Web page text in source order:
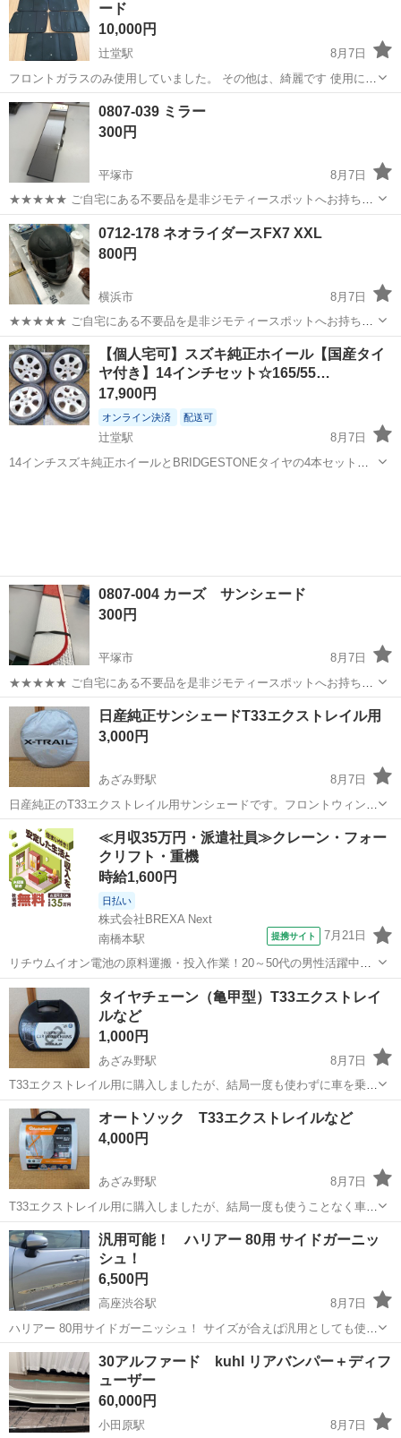
ブリヂストン
ード
10,000円
辻堂駅
8月7日
フロントガラスのみ使用していました。 その他は、綺麗です 使用に伴
う日焼け等あります。写真で確認ください
神奈川 藤沢市
0807-039 ミラー
300円
平塚市
8月7日
★★★★★ ご自宅にある不要品を是非ジモティースポットへお持ち込
みしませんか？ 家電、趣味・スポーツ・レジャー用品、こども用品、
衣料服飾品、生活雑貨、家具、本、CD・DVDなどが無料でまとめて持
ち込めます！ ※詳細はこ...
神奈川 平塚市 内装、インテリア
0712-178 ネオライダースFX7 XXL
800円
横浜市
8月7日
★★★★★ ご自宅にある不要品を是非ジモティースポットへお持ち込
みしませんか？ 家電、趣味・スポーツ・レジャー用品、こども用品、
衣料服飾品、生活雑貨、家具、本、CD・DVDなどが無料でまとめて持
ち込めます！ ※詳細はこ...
神奈川 横浜市 セーフティ、チャイルドシート
ネオライダース
【個人宅可】スズキ純正ホイール【国産タイ
ヤ付き】14インチセット☆165/55…
17,900円
オンライン決済 配送可
辻堂駅
8月7日
14インチスズキ純正ホイールとBRIDGESTONEタイヤの4本セットに
0807-004 カーズ サンシェード
300円
平塚市
8月7日
★★★★★ ご自宅にある不要品を是非ジモティースポットへお持ち込
みしませんか？ 家電、趣味・スポーツ・レジャー用品、こども用品、
衣料服飾品、生活雑貨、家具、本、CD・DVDなどが無料でまとめて持
ち込めます！ ※詳細はこ...
神奈川 平塚市 内装、インテリア サンシェード
日産純正サンシェードT33エクストレイル用
3,000円
あざみ野駅
8月7日
日産純正のT33エクストレイル用サンシェードです。フロントウィンド
ウの形状にフィットします。 車を乗り換えたため出品します。 多少の
使用感はあります。
神奈川 横浜市 あざみ野駅 アクセサリー
≪月収35万円・派遣社員≫クレーン・フォー
クリフト・重機
時給1,600円
日払い
株式会社BREXA Next
南橋本駅
提携サイト 7月21日
リチウムイオン電池の原料運搬・投入作業！20～50代の男性活躍中★
ワンルーム寮完備！赴任旅費会社負担！年間休日130日★フォークリフ
ト免許お持ちの方、活躍中！就業先食堂利用可★《神奈川県相模原
市》 人気の工場のお仕事 ◇電...
神奈川 相模原市 南橋本駅 その他
タイヤチェーン（亀甲型）T33エクストレイ
ルなど
1,000円
あざみ野駅
8月7日
T33エクストレイル用に購入しましたが、結局一度も使わずに車を乗り
換えたため出品します。 Amazonで3500円ほどで購入したものになり
ます。
神奈川 横浜市 あざみ野駅 タイヤ、ホイール
タイヤチェーン
オートソック T33エクストレイルなど
4,000円
あざみ野駅
8月7日
T33エクストレイル用に購入しましたが、結局一度も使うことなく車を
乗り換えてしまったため出品します。 一度中身確認のために開封はし
ていますが、物自体は新品未使用です。
神奈川 横浜市 あざみ野駅 タイヤ、ホイール
汎用可能！ ハリアー 80用 サイドガーニッ
シュ！
6,500円
高座渋谷駅
8月7日
ハリアー 80用サイドガーニッシュ！ サイズが合えば汎用としても使用
可能性です！ ステンレス製だと思われます！ 写真のような使用上の細
かい傷はありますが、目立つキズや凹み、曲がりはございません！ 裏
側は両面テープが残...
神奈川 綾瀬市 外装、車外用品
30アルファード kuhl リアバンパー＋ディフ
ューザー
60,000円
小田原駅 8月7日